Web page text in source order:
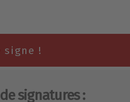
signatures :